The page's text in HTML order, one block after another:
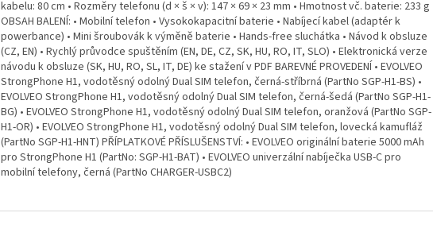
kabelu: 80 cm • Rozměry telefonu (d × š × v): 147 × 69 × 23 mm • Hmotnost vč. baterie: 233 g
OBSAH BALENÍ: • Mobilní telefon • Vysokokapacitní baterie • Nabíjecí kabel (adaptér k
powerbance) • Mini šroubovák k výměně baterie • Hands-free sluchátka • Návod k obsluze
(CZ, EN) • Rychlý průvodce spuštěním (EN, DE, CZ, SK, HU, RO, IT, SLO) • Elektronická verze
návodu k obsluze (SK, HU, RO, SL, IT, DE) ke stažení v PDF BAREVNÉ PROVEDENÍ • EVOLVEO
StrongPhone H1, vodotěsný odolný Dual SIM telefon, černá-stříbrná (PartNo SGP-H1-BS) •
EVOLVEO StrongPhone H1, vodotěsný odolný Dual SIM telefon, černá-šedá (PartNo SGP-H1-
BG) • EVOLVEO StrongPhone H1, vodotěsný odolný Dual SIM telefon, oranžová (PartNo SGP-
H1-OR) • EVOLVEO StrongPhone H1, vodotěsný odolný Dual SIM telefon, lovecká kamufláž
(PartNo SGP-H1-HNT) PŘÍPLATKOVÉ PŘÍSLUŠENSTVÍ: • EVOLVEO originální baterie 5000 mAh
pro StrongPhone H1 (PartNo: SGP-H1-BAT) • EVOLVEO univerzální nabíječka USB-C pro
mobilní telefony, černá (PartNo CHARGER-USBC2)